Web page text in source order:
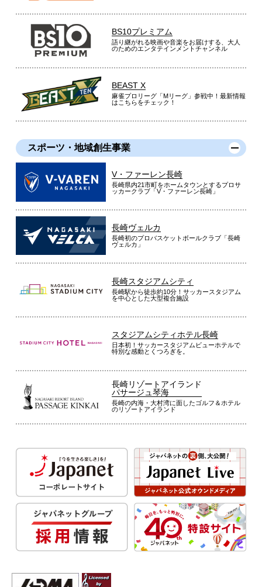
BS10プレミアム
語り継がれる映画や音楽をお届けする、大人
のためのエンタテインメントチャンネル
BEAST X
麻雀プロリーグ「Mリーグ」参戦中！最新情報
はこちらをチェック！
スポーツ・地域創生事業
V・ファーレン長崎
長崎県内21市町をホームタウンとするプロサ
ッカークラブ「V・ファーレン長崎」
長崎ヴェルカ
長崎初のプロバスケットボールクラブ「長崎
ヴェルカ」
長崎スタジアムシティ
長崎駅から徒歩約10分！サッカースタジアム
を中心とした大型複合施設
スタジアムシティホテル長崎
日本初！サッカースタジアムビューホテルで
特別な感動とくつろぎを。
長崎リゾートアイランド
パサージュ琴海
長崎の内海・大村湾に面したゴルフ＆ホテル
のリゾートアイランド